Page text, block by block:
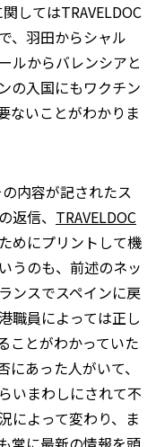
してはTRAVELDOC
、羽田からシャル
ルからバレンシアと
の入国にもワクチン
ないことがわかりま
内容が記されたス
返信、 TRAVELDOC
めにプリントして機
うのも、前述のネッ
ンスでスペインに戻
職員によっては正し
ことがわかっていた
あった人がいて、
いまわしにされて不
によって変わり、ま